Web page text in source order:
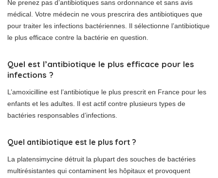
Ne prenez pas d’antibiotiques sans ordonnance et sans avis
médical. Votre médecin ne vous prescrira des antibiotiques que
pour traiter les infections bactériennes. Il sélectionne l’antibiotique
le plus efficace contre la bactérie en question.
Quel est l’antibiotique le plus efficace pour les
infections ?
L’amoxicilline est l’antibiotique le plus prescrit en France pour les
enfants et les adultes. Il est actif contre plusieurs types de
bactéries responsables d’infections.
Quel antibiotique est le plus fort ?
La platensimycine détruit la plupart des souches de bactéries
multirésistantes qui contaminent les hôpitaux et provoquent